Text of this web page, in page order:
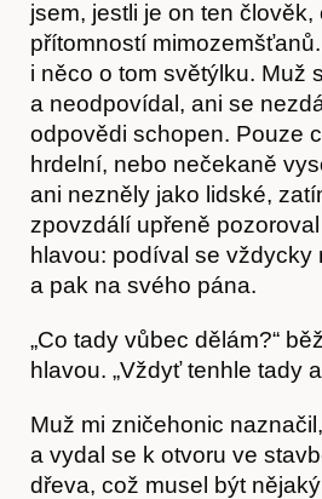
Akce
jsem, jestli je on ten
přítom­ností
i něco o tom světýlku. Muž
a ne­odpovídal, ani se
odpovědi schopen. Pouze
hrdelní, nebo nečekaně
ani nezněly jako lidské,
zpovzdálí upřeně
hlavou: podíval se vždycky
a pak na svého pána.
„Co tady vůbec dělám?“
hlavou. „Vždyť tenhle tady
Muž mi zničehonic
a vydal se k otvoru ve
dře­va, což musel být